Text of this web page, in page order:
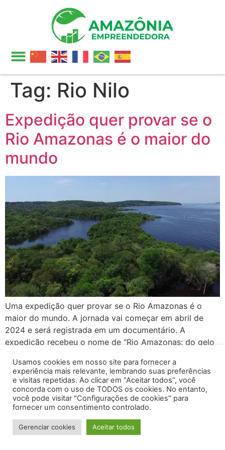
Tag: Rio Nilo
Expedição quer provar se o
Rio Amazonas é o maior do
mundo
Uma expedição quer provar se o Rio Amazonas é o
maior do mundo. A jornada vai começar em abril de
2024 e será registrada em um documentário. A
expedição recebeu o nome de “Rio Amazonas: do gelo
nascente no Rio Mantaro, no Peru. Os organizadores da
[…]
2026 - Amazônia Empreendedora - Todos os Direitos
Reservados
Usamos cookies em nosso site para fornecer a
experiência mais relevante, lembrando suas preferências
e visitas repetidas. Ao clicar em “Aceitar todos”, você
concorda com o uso de TODOS os cookies. No entanto,
você pode visitar "Configurações de cookies" para
fornecer um consentimento controlado.
Gerenciar cookies Aceitar todos